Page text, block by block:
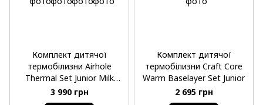
Комплект дитячої
термобілизни Airhole
Thermal Set Junior Milk
Fleece
3 990 грн
Комплект дитячої
термобілизни Craft Core
Warm Baselayer Set Junior
2 695 грн